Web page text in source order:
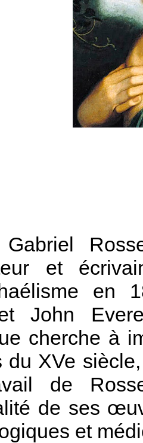
Gabriel
et
en
John
cherche à
du XVe
de
de ses
et